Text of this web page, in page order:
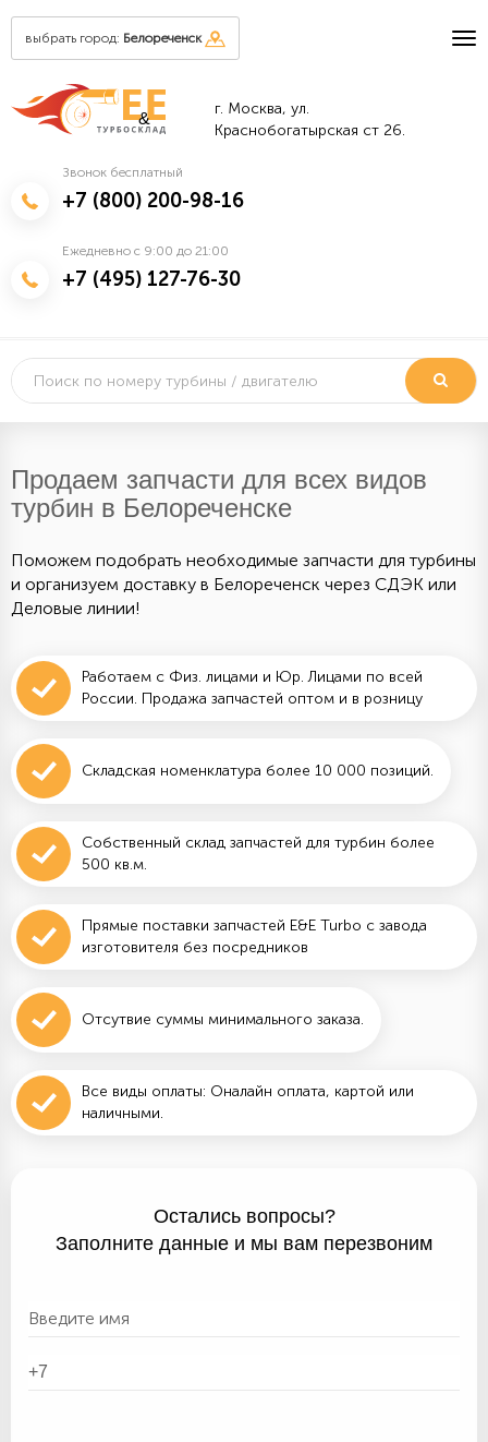
выбрать город: Белореченск
&
г. Москва, ул.
Краснобогатырская ст 26.
Звонок бесплатный
+7 (800) 200-98-16
Ежедневно с 9:00 до 21:00
+7 (495) 127-76-30
Продаем запчасти для всех видов
турбин в Белореченске
Поможем подобрать необходимые запчасти для турбины
и организуем доставку в Белореченск через СДЭК или
Деловые линии!
Работаем с Физ. лицами и Юр. Лицами по всей
России. Продажа запчастей оптом и в розницу
Складская номенклатура более 10 000 позиций.
Собственный склад запчастей для турбин более
500 кв.м.
Прямые поставки запчастей E&E Turbo с завода
изготовителя без посредников
Отсутвие суммы минимального заказа.
Все виды оплаты: Оналайн оплата, картой или
наличными.
Остались вопросы?
Заполните данные и мы вам перезвоним